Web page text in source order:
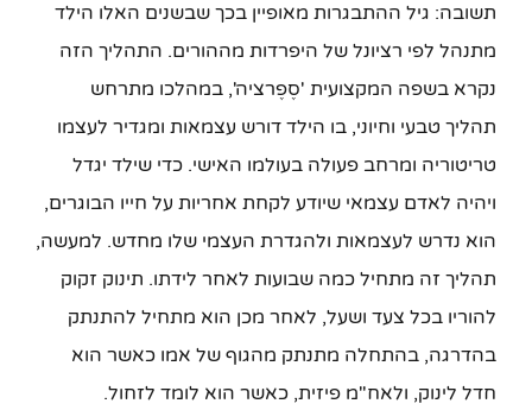
תשובה: גיל ההתבגרות מאופיין בכך שבשנים האלו הילד
מתנהל לפי רציונל של היפרדות מההורים. התהליך הזה
נקרא בשפה המקצועית 'סֶפֶרציה', במהלכו מתרחש
תהליך טבעי וחיוני, בו הילד דורש עצמאות ומגדיר לעצמו
טריטוריה ומרחב פעולה בעולמו האישי. כדי שילד יגדל
ויהיה לאדם עצמאי שיודע לקחת אחריות על חייו הבוגרים,
הוא נדרש לעצמאות ולהגדרת העצמי שלו מחדש. למעשה,
תהליך זה מתחיל כמה שבועות לאחר לידתו. תינוק זקוק
להוריו בכל צעד ושעל, לאחר מכן הוא מתחיל להתנתק
בהדרגה, בהתחלה מתנתק מהגוף של אמו כאשר הוא
חדל לינוק, ולאח"מ פיזית, כאשר הוא לומד לזחול.